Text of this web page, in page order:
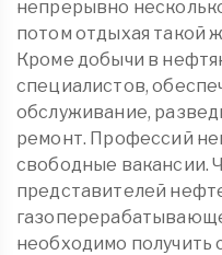
непрерывно
потом отдыхая такой
Кроме добычи в
специалистов,
обслуживание,
ремонт. Профессий
свободные вакансии.
представителей
необходимо